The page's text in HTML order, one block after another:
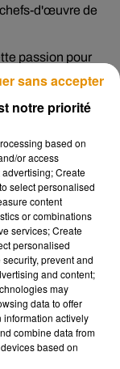
d'œuvre de
passion pour
notre priorité
based on
or access
Create
select personalised
content
or combinations
services; Create
personalised
prevent and
and content;
may
data to offer
information actively
combine data from
based on
sans accepter